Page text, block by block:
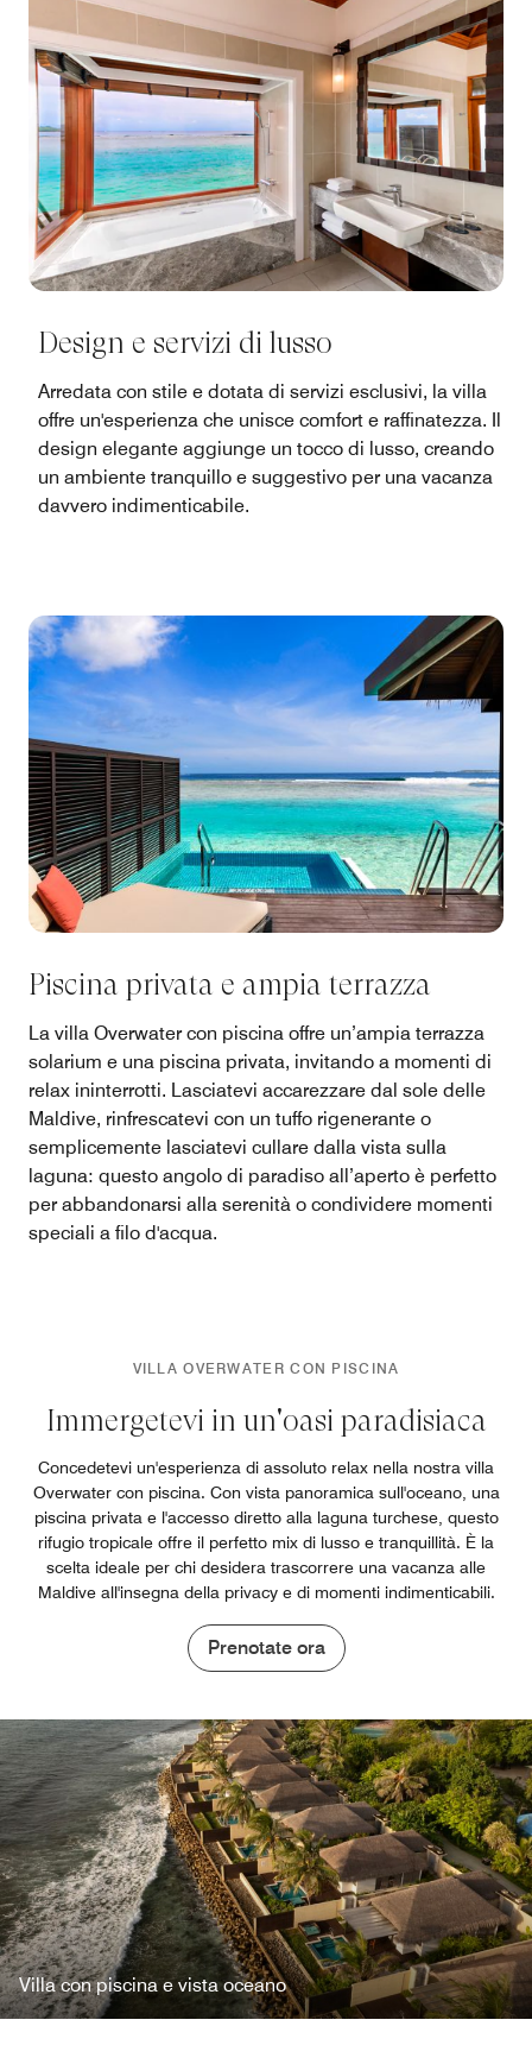
Design e servizi di lusso
Arredata con stile e dotata di servizi esclusivi, la villa
offre un'esperienza che unisce comfort e raffinatezza. Il
design elegante aggiunge un tocco di lusso, creando
un ambiente tranquillo e suggestivo per una vacanza
davvero indimenticabile.
Piscina privata e ampia terrazza
La villa Overwater con piscina offre un’ampia terrazza
solarium e una piscina privata, invitando a momenti di
relax ininterrotti. Lasciatevi accarezzare dal sole delle
Maldive, rinfrescatevi con un tuffo rigenerante o
semplicemente lasciatevi cullare dalla vista sulla
laguna: questo angolo di paradiso all’aperto è perfetto
per abbandonarsi alla serenità o condividere momenti
speciali a filo d'acqua.
VILLA OVERWATER CON PISCINA
Immergetevi in un'oasi paradisiaca
Concedetevi un'esperienza di assoluto relax nella nostra villa
Overwater con piscina. Con vista panoramica sull'oceano, una
piscina privata e l'accesso diretto alla laguna turchese, questo
rifugio tropicale offre il perfetto mix di lusso e tranquillità. È la
scelta ideale per chi desidera trascorrere una vacanza alle
Maldive all'insegna della privacy e di momenti indimenticabili.
Prenotate ora
Villa con piscina e vista oceano